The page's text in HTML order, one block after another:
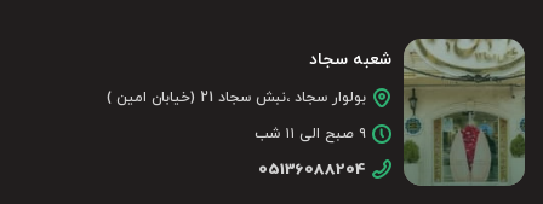
شعبه سجاد
بولوار سجاد ،نبش سجاد 21 (خیابان امین )
۹ صبح الی ۱۱ شب
05136088204